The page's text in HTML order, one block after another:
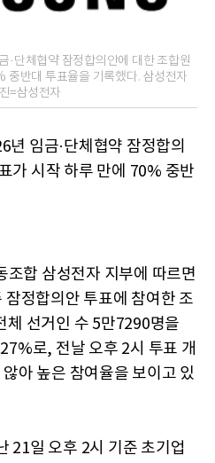
·단체협약 잠정합의안에 대한 조합원
중반대 투표율을 기록했다. 삼성전자
=삼성전자
임금·단체협약 잠정합의
가 시작 하루 만에 70% 중반
조합 삼성전자 지부에 따르면
정합의안 투표에 참여한 조
체 선거인 수 5만7290명을
로, 전날 오후 2시 투표 개
아 높은 참여율을 보이고 있
21일 오후 2시 기준 초기업